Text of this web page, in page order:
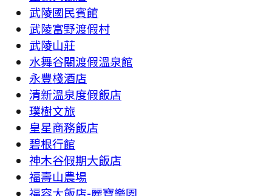
武陵國民賓館
武陵富野渡假村
武陵山莊
水舞谷關渡假溫泉館
永豐棧酒店
清新溫泉度假飯店
璞樹文旅
皇星商務飯店
碧根行館
神木谷假期大飯店
福壽山農場
福容大飯店-麗寶樂園